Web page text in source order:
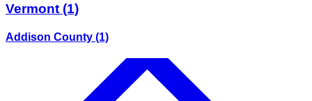
Vermont (1)
Addison County (1)